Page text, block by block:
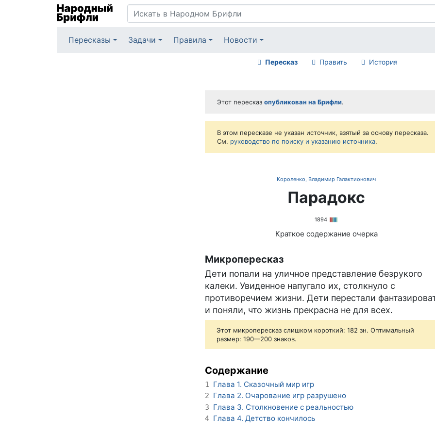
Пересказы Задачи Правила Новости
Пересказ Править История
Этот пересказ опубликован на Брифли.
В этом пересказе не указан источник, взятый за основу пересказа.
См. руководство по поиску и указанию источника.
Короленко, Владимир Галактионович
Парадокс
1894
Краткое содержание очерка
Микропересказ
Дети попали на уличное представление безрукого
калеки. Увиденное напугало их, столкнуло с
противоречием жизни. Дети перестали
и поняли, что жизнь прекрасна не для всех.
Этот микропересказ слишком короткий: 182 зн. Оптимальный
размер: 190—200 знаков.
Содержание
1 Глава 1. Сказочный мир игр
2 Глава 2. Очарование игр разрушено
3 Глава 3. Столкновение с реальностью
4 Глава 4. Детство кончилось